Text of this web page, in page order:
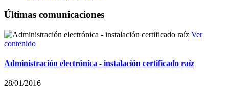
Últimas comunicaciones
Ver
contenido
Administración electrónica - instalación certificado raíz
28/01/2016